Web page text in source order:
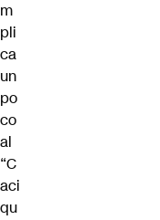
m
pli
ca
un
po
co
al
“C
aci
qu